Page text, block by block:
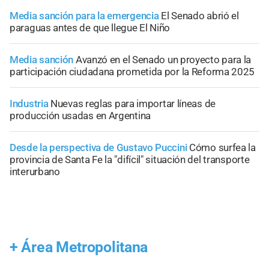
Media sanción para la emergencia El Senado abrió el
paraguas antes de que llegue El Niño
Media sanción Avanzó en el Senado un proyecto para la
participación ciudadana prometida por la Reforma 2025
Industria Nuevas reglas para importar líneas de
producción usadas en Argentina
Desde la perspectiva de Gustavo Puccini Cómo surfea la
provincia de Santa Fe la "difícil" situación del transporte
interurbano
+ Área Metropolitana